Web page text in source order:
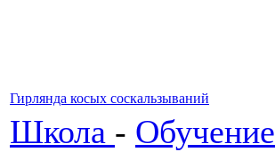
Гирлянда косых соскальзываний
Школа - Обучение